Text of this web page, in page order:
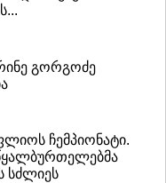
გორგოძე
ჩემპიონატი.
სძლიეს